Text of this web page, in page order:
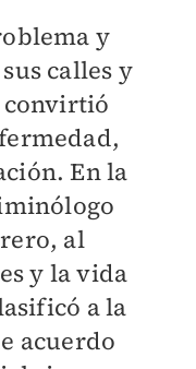
y
calles y
convirtió
En la
al
y la vida
a la
acuerdo